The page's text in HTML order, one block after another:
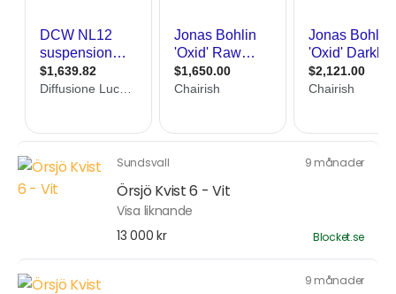
Sundsvall 9 månader
Örsjö Kvist 6 - Vit
Visa liknande
13 000 kr
Blocket.se
9 månader